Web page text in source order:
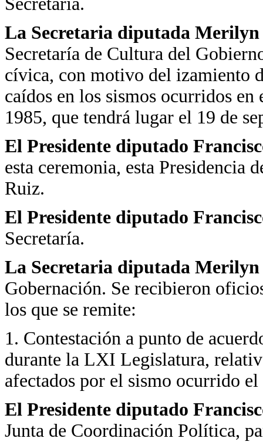
La Secretaria diputada Merilyn
Secretaría de Cultura del
cívica, con motivo del izamiento
caídos en los sismos ocurridos
1985, que tendrá lugar el 19 de
El Presidente diputado
esta ceremonia, esta Presidencia
Ruiz.
El Presidente diputado
Secretaría.
La Secretaria diputada Merilyn
Gobernación. Se recibieron
los que se remite:
1. Contestación a punto de
durante la LXI Legislatura,
afectados por el sismo ocurrido
El Presidente diputado
Junta de Coordinación Política,